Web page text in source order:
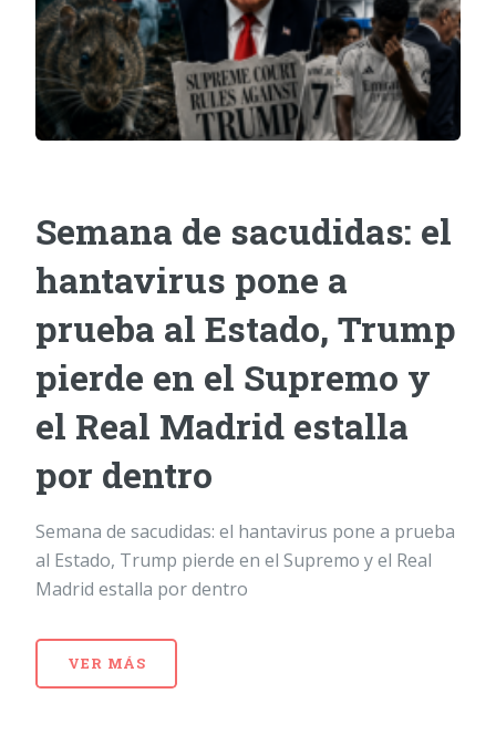
Semana de sacudidas: el
hantavirus pone a
prueba al Estado, Trump
pierde en el Supremo y
el Real Madrid estalla
por dentro
Semana de sacudidas: el hantavirus pone a prueba
al Estado, Trump pierde en el Supremo y el Real
Madrid estalla por dentro
VER MÁS